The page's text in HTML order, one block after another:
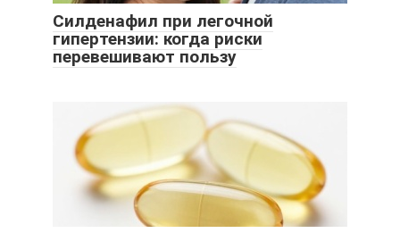
Силденафил при легочной
гипертензии: когда риски
перевешивают пользу